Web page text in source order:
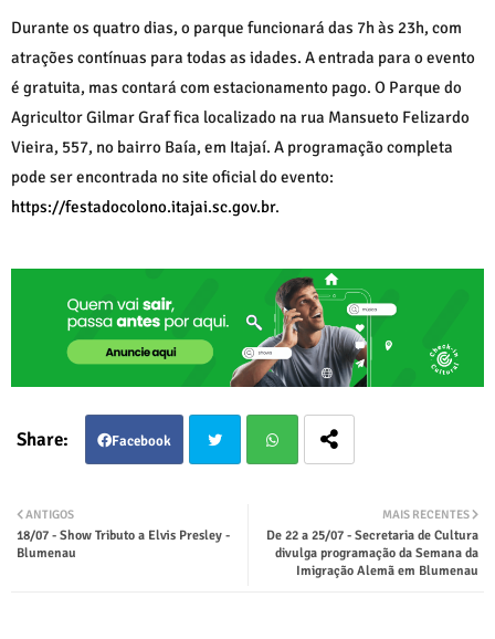
Durante os quatro dias, o parque funcionará das 7h às 23h, com
atrações contínuas para todas as idades. A entrada para o evento
é gratuita, mas contará com estacionamento pago. O Parque do
Agricultor Gilmar Graf fica localizado na rua Mansueto Felizardo
Vieira, 557, no bairro Baía, em Itajaí. A programação completa
pode ser encontrada no site oficial do evento:
https://festadocolono.itajai.sc.gov.br.
Facebook
ter tsap
MAIS RECENTES
De 22 a 25/07 - Secretaria de Cultura
divulga programação da Semana da
Imigração Alemã em Blumenau
ANTIGOS
18/07 - Show Tributo a Elvis Presley -
Blumenau